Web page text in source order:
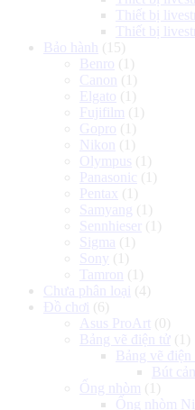
Thiết bị
Thiết bị
Bảo hành
(15)
Benro (1)
Canon
(1)
Elgato (1)
Fujifilm (1)
Gopro (1)
Nikon
(1)
Olympus (1)
Panasonic (1)
Pentax (1)
Samyang (1)
Sennhieser
(1)
Sigma (1)
Sony (1)
Tamron
(1)
Chưa phân loại (4)
Đồ chơi (6)
Asus ProArt (0)
Bảng vẽ điện tử (1)
Bảng vẽ
Bút
Ống nhòm (1)
Ống nhòm